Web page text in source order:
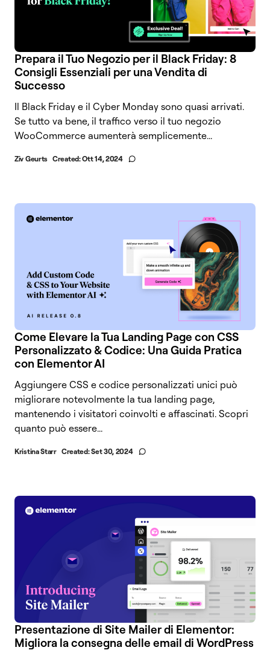
Prepara il Tuo Negozio per il Black Friday: 8
Consigli Essenziali per una Vendita di
Successo
Il Black Friday e il Cyber Monday sono quasi arrivati.
Se tutto va bene, il traffico verso il tuo negozio
WooCommerce aumenterà semplicemente...
Ziv Geurts Created:Ott 14, 2024
Come Elevare la Tua Landing Page con CSS
Personalizzato & Codice: Una Guida Pratica
con Elementor AI
Aggiungere CSS e codice personalizzati unici può
migliorare notevolmente la tua landing page,
mantenendo i visitatori coinvolti e affascinati. Scopri
quanto può essere...
Kristina Starr Created:Set 30, 2024
Presentazione di Site Mailer di Elementor:
Migliora la consegna delle email di WordPress